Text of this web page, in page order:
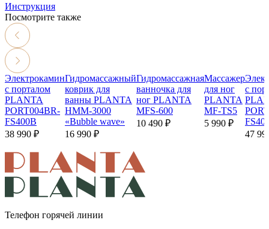
Инструкция
Посмотрите также
Электрокамин
с порталом
PLANTA
PORT004BR-
FS400B
38 990 ₽
Гидромассажный
коврик для
ванны PLANTA
HMM-3000
«Bubble wave»
16 990 ₽
Гидромассажная
ванночка для
ног PLANTA
MFS-600
10 490 ₽
Массажер
для ног
PLANTA
MF-TS5
5 990 ₽
с
47
Телефон горячей линии